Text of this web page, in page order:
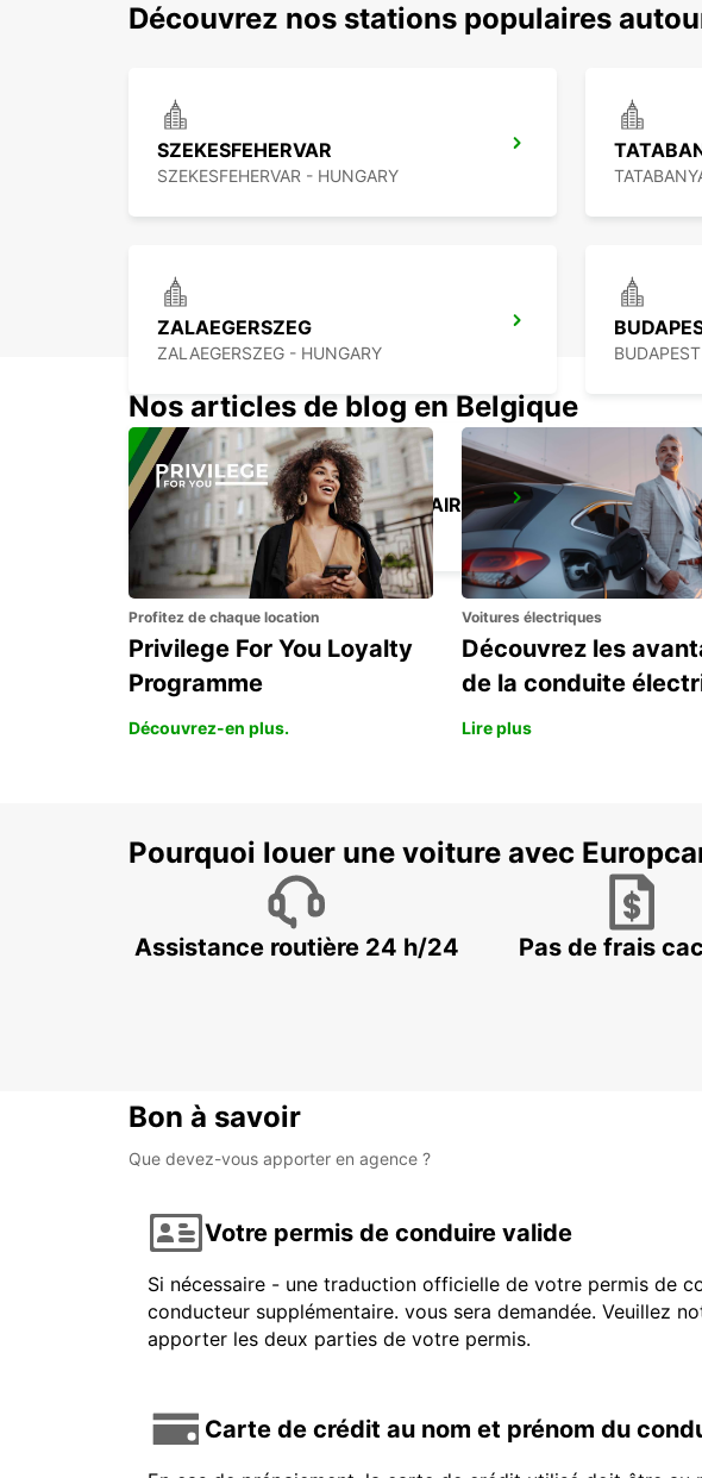
Découvrez nos stations populaires
SZEKESFEHERVAR
SZEKESFEHERVAR - HUNGARY
ZALAEGERSZEG
ZALAEGERSZEG - HUNGARY
SELF CHECKOUT BUDAPEST AIRPORT
BUDAPEST - HUNGARY
Nos articles de blog en Belgique
Profitez de chaque location
Privilege For You Loyalty
Programme
Découvrez-en plus.
Voitures électriques
Découvrez les
de la conduite
Lire plus
Pourquoi louer une voiture avec
Assistance routière 24 h/24 Pas de frais
Bon à savoir
Que devez-vous apporter en agence ?
Votre permis de conduire valide
Si nécessaire - une traduction officielle de votre permis de
conducteur supplémentaire. vous sera demandée. Veuillez
apporter les deux parties de votre permis.
Carte de crédit au nom et prénom du